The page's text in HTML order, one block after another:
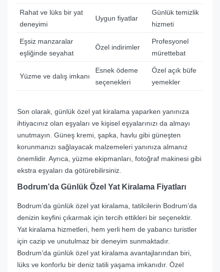
Rahat ve lüks bir yat
deneyimi
Uygun fiyatlar
Günlük temizlik
hizmeti
Eşsiz manzaralar
eşliğinde seyahat
Özel indirimler
Profesyonel
mürettebat
Yüzme ve dalış imkanı
Esnek ödeme
seçenekleri
Özel açık büfe
yemekler
Son olarak, günlük özel yat kiralama yaparken yanınıza
ihtiyacınız olan eşyaları ve kişisel eşyalarınızı da almayı
unutmayın. Güneş kremi, şapka, havlu gibi güneşten
korunmanızı sağlayacak malzemeleri yanınıza almanız
önemlidir. Ayrıca, yüzme ekipmanları, fotoğraf makinesi gibi
ekstra eşyaları da götürebilirsiniz.
Bodrum’da Günlük Özel Yat Kiralama Fiyatları
Bodrum’da günlük özel yat kiralama, tatilcilerin Bodrum’da
denizin keyfini çıkarmak için tercih ettikleri bir seçenektir.
Yat kiralama hizmetleri, hem yerli hem de yabancı turistler
için cazip ve unutulmaz bir deneyim sunmaktadır.
Bodrum’da günlük özel yat kiralama avantajlarından biri,
lüks ve konforlu bir deniz tatili yaşama imkanıdır. Özel